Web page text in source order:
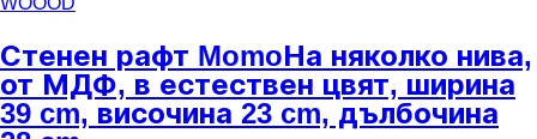
Стенен рафт MomoНа няколко нива,
от МДФ, в естествен цвят, ширина
39 cm, височина 23 cm, дълбочина